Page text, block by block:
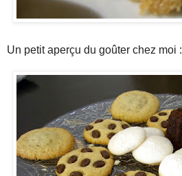
Un petit aperçu du goûter chez moi :